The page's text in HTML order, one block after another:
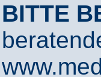
BITTE